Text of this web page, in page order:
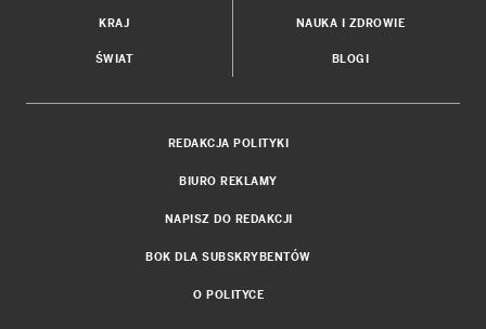
KRAJ
ŚWIAT
NAUKA I ZDROWIE
BLOGI
REDAKCJA POLITYKI
BIURO REKLAMY
NAPISZ DO REDAKCJI
BOK DLA SUBSKRYBENTÓW
O POLITYCE